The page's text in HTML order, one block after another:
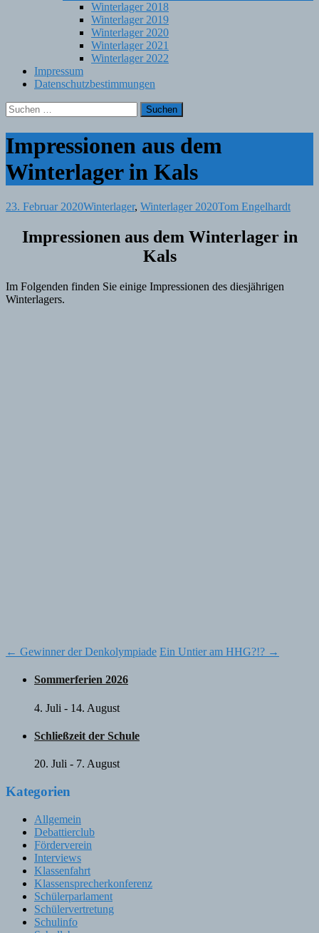
Winterlager 2018
Winterlager 2019
Winterlager 2020
Winterlager 2021
Winterlager 2022
Impressum
Datenschutzbestimmungen
Suchen
nach:
Impressionen aus dem
Winterlager in Kals
23. Februar 2020Winterlager, Winterlager 2020Tom Engelhardt
Impressionen aus dem Winterlager in
Kals
Im Folgenden finden Sie einige Impressionen des diesjährigen
Winterlagers.
Post
navigation
← Gewinner der Denkolympiade Ein Untier am HHG?!? →
Sommerferien 2026
4. Juli - 14. August
Schließzeit der Schule
20. Juli - 7. August
Kategorien
Allgemein
Debattierclub
Förderverein
Interviews
Klassenfahrt
Klassensprecherkonferenz
Schülerparlament
Schülervertretung
Schulinfo